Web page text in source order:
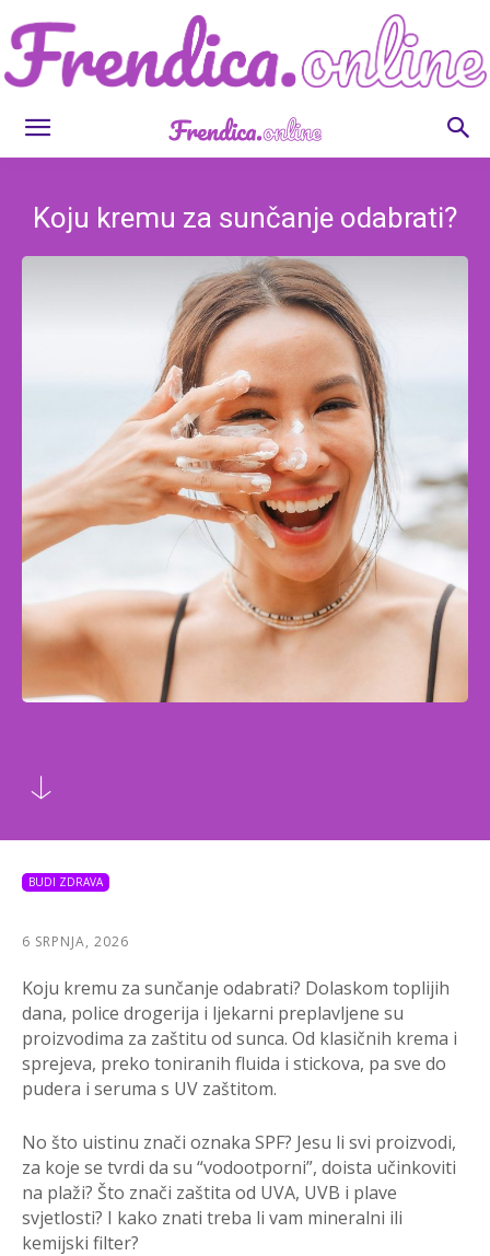
Frendica.online
Koju kremu za sunčanje odabrati?
BUDI ZDRAVA
6 SRPNJA, 2026
Koju kremu za sunčanje odabrati? Dolaskom toplijih
dana, police drogerija i ljekarni preplavljene su
proizvodima za zaštitu od sunca. Od klasičnih krema i
sprejeva, preko toniranih fluida i stickova, pa sve do
pudera i seruma s UV zaštitom.
No što uistinu znači oznaka SPF? Jesu li svi proizvodi,
za koje se tvrdi da su “vodootporni”, doista učinkoviti
na plaži? Što znači zaštita od UVA, UVB i plave
svjetlosti? I kako znati treba li vam mineralni ili
kemijski filter?